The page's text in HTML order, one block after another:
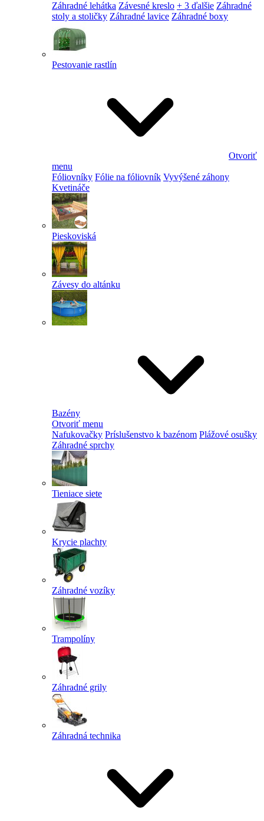
Záhradné lehátka Závesné kreslo + 3 ďalšie Záhradné
stoly a stoličky Záhradné lavice Záhradné boxy
Pestovanie rastlín
Otvoriť
menu
Fóliovníky Fólie na fóliovník Vyvýšené záhony
Kvetináče
Pieskoviská
Závesy do altánku
Bazény
Otvoriť menu
Nafukovačky Príslušenstvo k bazénom Plážové osušky
Záhradné sprchy
Tieniace siete
Krycie plachty
Záhradné vozíky
Trampolíny
Záhradné grily
Záhradná technika